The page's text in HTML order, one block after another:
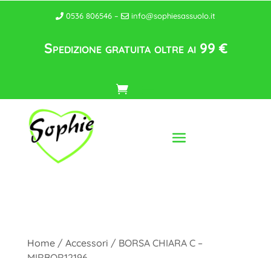
0536 806546 – info@sophiesassuolo.it
Spedizione gratuita oltre ai 99 €
Home/ Accessori / BORSA CHIARA C –